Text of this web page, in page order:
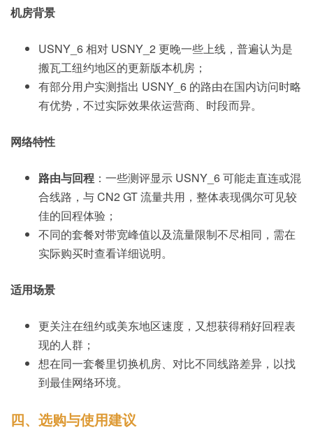
机房背景
USNY_6 相对 USNY_2 更晚一些上线，普遍认为是
搬瓦工纽约地区的更新版本机房；
有部分用户实测指出 USNY_6 的路由在国内访问时略
有优势，不过实际效果依运营商、时段而异。
网络特性
路由与回程 ：一些测评显示 USNY_6 可能走直连或混
合线路，与 CN2 GT 流量共用，整体表现偶尔可见较
佳的回程体验；
不同的套餐对带宽峰值以及流量限制不尽相同，需在
实际购买时查看详细说明。
适用场景
更关注在纽约或美东地区速度，又想获得稍好回程表
现的人群；
想在同一套餐里切换机房、对比不同线路差异，以找
到最佳网络环境。
四、选购与使用建议